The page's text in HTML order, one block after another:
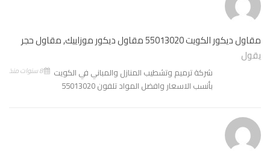
مقاول ديكور الكويت 55013020 مقاول ديكور موزاييك, مقاول حجر
يقول
8 سنوات منذ
شركة ترميم وتشطيب المنازل والمباني في الكويت
بأنسب الاسعار وافضل المواد تلفون 55013020